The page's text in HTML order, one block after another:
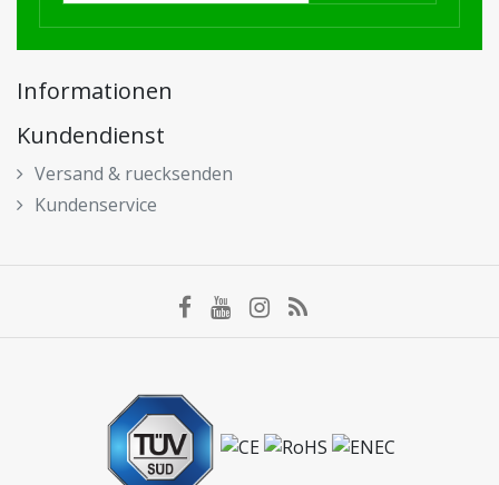
Informationen
Kundendienst
Versand & ruecksenden
Kundenservice